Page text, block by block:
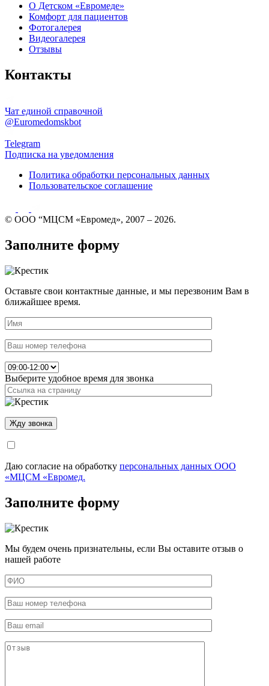
О Детском «Евромеде»
Комфорт для пациентов
Фотогалерея
Видеогалерея
Отзывы
Контакты
Чат единой справочной
@Euromedomskbot
Telegram
Подписка на уведомления
Политика обработки персональных данных
Пользовательское соглашение
© ООО “МЦСМ «Евромед», 2007 – 2026.
Заполните форму
Оставьте свои контактные данные, и мы перезвоним Вам в
ближайшее время.
Выберите удобное время для звонка
Даю согласие на обработку персональных данных ООО
«МЦСМ «Евромед.
Заполните форму
Мы будем очень признательны, если Вы оставите отзыв о
нашей работе